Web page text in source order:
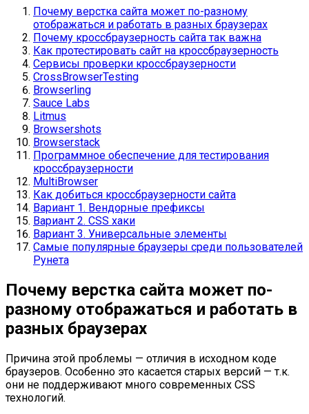
Почему верстка сайта может по-разному
отображаться и работать в разных браузерах
Почему кроссбраузерность сайта так важна
Как протестировать сайт на кроссбраузерность
Сервисы проверки кроссбраузерности
CrossBrowserTesting
Browserling
Sauce Labs
Litmus
Browsershots
Browserstack
Программное обеспечение для тестирования
кроссбраузерности
MultiBrowser
Как добиться кроссбраузерности сайта
Вариант 1. Вендорные префиксы
Вариант 2. CSS хаки
Вариант 3. Универсальные элементы
Самые популярные браузеры среди пользователей
Рунета
Почему верстка сайта может по-
разному отображаться и работать в
разных браузерах
Причина этой проблемы — отличия в исходном коде
браузеров. Особенно это касается старых версий — т.к.
они не поддерживают много современных CSS
технологий.